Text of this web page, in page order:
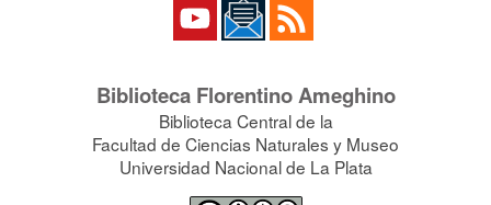
Biblioteca Florentino Ameghino
Biblioteca Central de la
Facultad de Ciencias Naturales y Museo
Universidad Nacional de La Plata